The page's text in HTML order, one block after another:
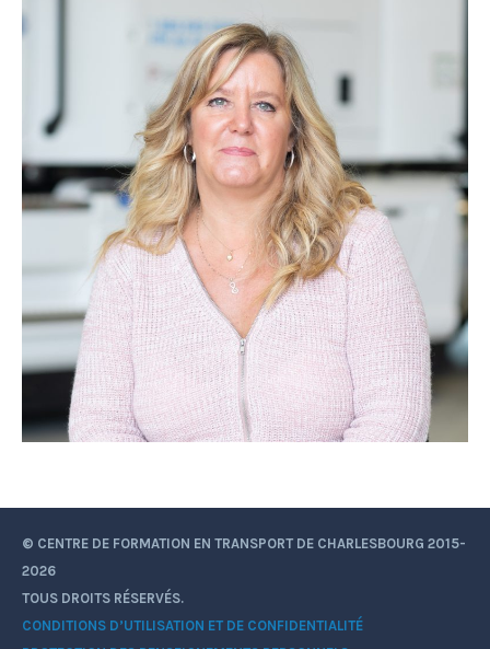
© CENTRE DE FORMATION EN TRANSPORT DE CHARLESBOURG 2015-
2026
TOUS DROITS RÉSERVÉS.
CONDITIONS D’UTILISATION ET DE CONFIDENTIALITÉ